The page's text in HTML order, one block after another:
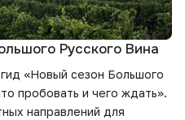
Русского Вина
«Новый сезон Большого
пробовать и чего ждать».
направлений для